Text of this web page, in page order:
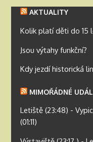
AKTUALITY
Kolik platí děti do 15
Jsou výtahy funkční?
Kdy jezdí historická
MIMOŘÁDNÉ
Letiště (23:48) -
(01:11)